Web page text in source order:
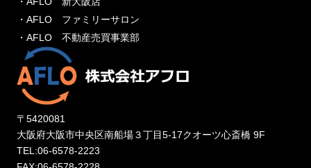
・AFLO ファミリーサロン
・AFLO 不動産売買事業部
〒5420081
大阪府大阪市中央区南船場３丁目5-17クオーツ心斎橋 9F
TEL:06-6578-2223